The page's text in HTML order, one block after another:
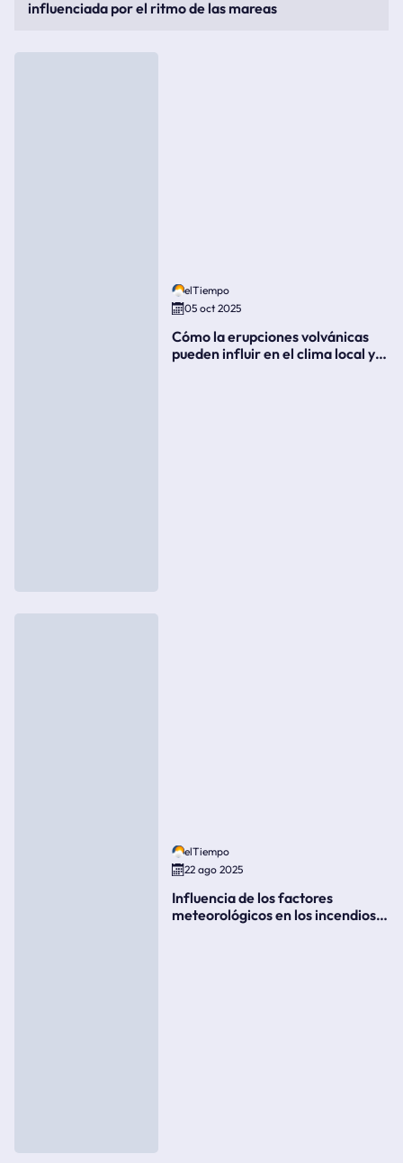
influenciada por el ritmo de las mareas
elTiempo
05 oct 2025
Cómo la erupciones volvánicas
pueden influir en el clima local y
elTiempo
22 ago 2025
Influencia de los factores
meteorológicos en los incendios